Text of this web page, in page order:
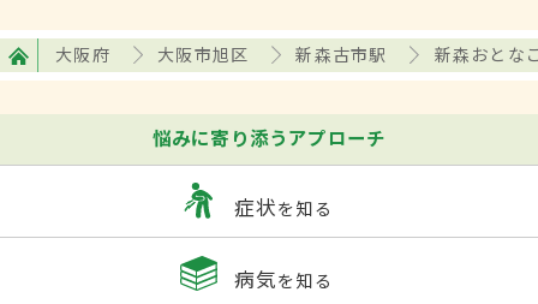
大阪府 大阪市旭区 新森古市駅 新森おとな
悩みに寄り添うアプローチ
症状を知る
病気を知る